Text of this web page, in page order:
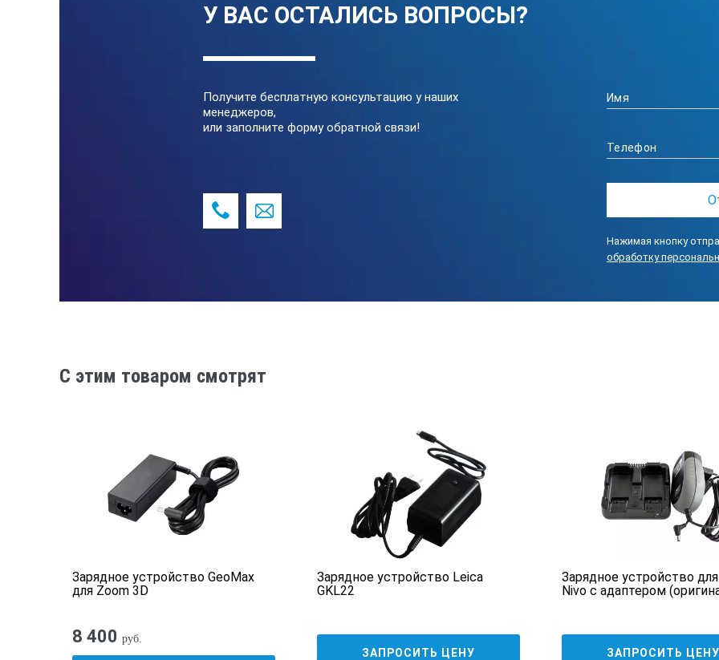
У ВАС ОСТАЛИСЬ ВОПРОСЫ?
Получите бесплатную консультацию у наших
менеджеров,
или заполните форму обратной связи!
Нажимая кнопку
обработку
C этим товаром смотрят
Зарядное устройство GeoMax
для Zoom 3D
8 400 руб.
Зарядное устройство Leica
GKL22
ЗАПРОСИТЬ ЦЕНУ
Зарядное устройство
Nivo с адаптером
ЗАПРОСИТЬ ЦЕНУ